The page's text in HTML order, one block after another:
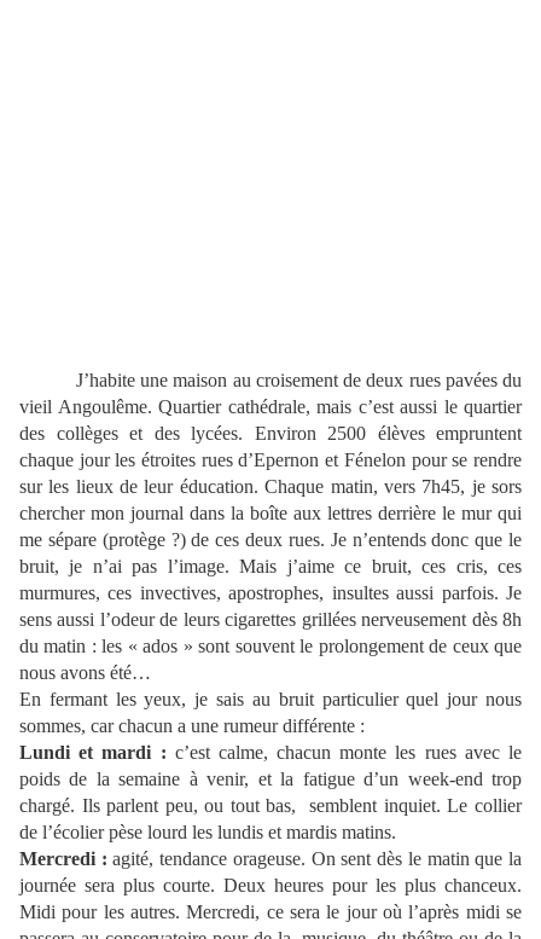
J’habite une maison au croisement de deux rues pavées du
vieil Angoulême. Quartier cathédrale, mais c’est aussi le quartier
des collèges et des lycées. Environ 2500 élèves empruntent
chaque jour les étroites rues d’Epernon et Fénelon pour se rendre
sur les lieux de leur éducation. Chaque matin, vers 7h45, je sors
chercher mon journal dans la boîte aux lettres derrière le mur qui
me sépare (protège ?) de ces deux rues. Je n’entends donc que le
bruit, je n’ai pas l’image. Mais j’aime ce bruit, ces cris, ces
murmures, ces invectives, apostrophes, insultes aussi parfois. Je
sens aussi l’odeur de leurs cigarettes grillées nerveusement dès 8h
du matin : les « ados » sont souvent le prolongement de ceux que
nous avons été…
En fermant les yeux, je sais au bruit particulier quel jour nous
sommes, car chacun a une rumeur différente :
Lundi et mardi : c’est calme, chacun monte les rues avec le
poids de la semaine à venir, et la fatigue d’un week-end trop
chargé. Ils parlent peu, ou tout bas,
semblent inquiet. Le collier
de l’écolier pèse lourd les lundis et mardis matins.
Mercredi : agité, tendance orageuse. On sent dès le matin que la
journée sera plus courte. Deux heures pour les plus chanceux.
Midi pour les autres. Mercredi, ce sera le jour où l’après midi se